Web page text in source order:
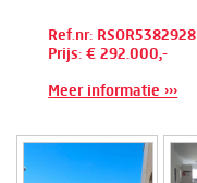
Ref.nr: RSOR5382928
Prijs: € 292.000,-
Meer informatie ›››